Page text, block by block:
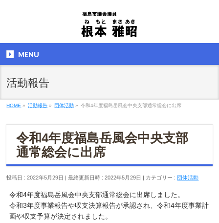
MENU
活動報告
HOME » 活動報告 » 団体活動 » 令和4年度福島岳風会中央支部通常総会に出席
令和4年度福島岳風会中央支部
通常総会に出席
投稿日 : 2022年5月29日 最終更新日時 : 2022年5月29日 カテゴリー : 団体活動
令和4年度福島岳風会中央支部通常総会に出席しました。
令和3年度事業報告や収支決算報告が承認され、令和4年度事業計
画や収支予算が決定されました。